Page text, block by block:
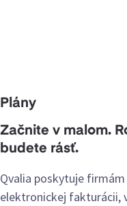
Plány
Začnite v malom.
budete rásť.
Qvalia poskytuje
elektronickej fakturácii,